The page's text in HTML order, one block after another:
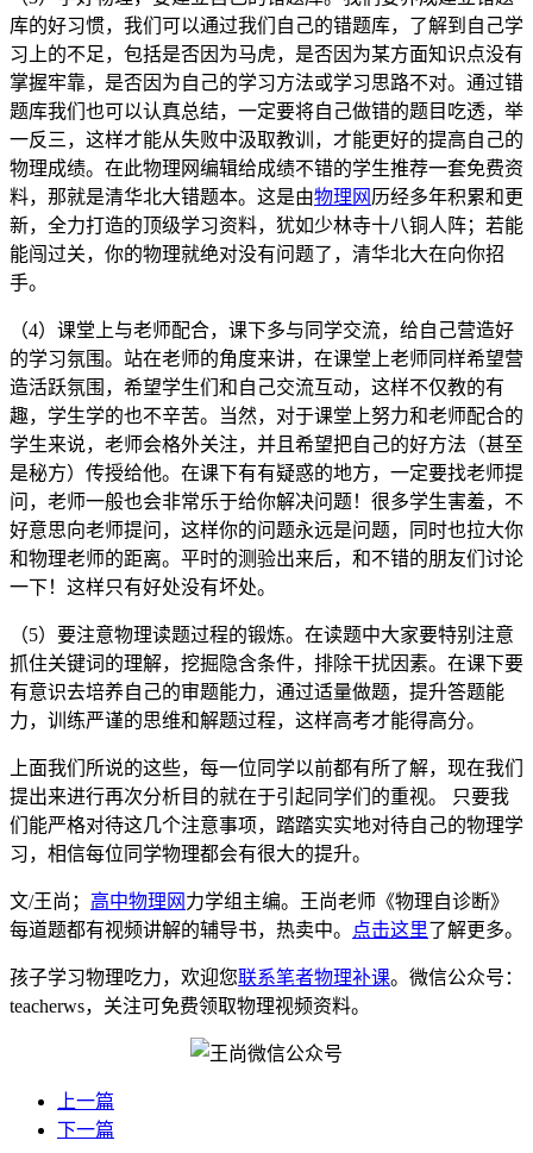
库的好习惯，我们可以通过我们自己的错题库，了解到自己学
习上的不足，包括是否因为马虎，是否因为某方面知识点没有
掌握牢靠，是否因为自己的学习方法或学习思路不对。通过错
题库我们也可以认真总结，一定要将自己做错的题目吃透，举
一反三，这样才能从失败中汲取教训，才能更好的提高自己的
物理成绩。在此物理网编辑给成绩不错的学生推荐一套免费资
料，那就是清华北大错题本。这是由物理网 历经多年积累和更
新，全力打造的顶级学习资料，犹如少林寺十八铜人阵；若能
能闯过关，你的物理就绝对没有问题了，清华北大在向你招
手。
（4）课堂上与老师配合，课下多与同学交流，给自己营造好
的学习氛围。站在老师的角度来讲，在课堂上老师同样希望营
造活跃氛围，希望学生们和自己交流互动，这样不仅教的有
趣，学生学的也不辛苦。当然，对于课堂上努力和老师配合的
学生来说，老师会格外关注，并且希望把自己的好方法（甚至
是秘方）传授给他。在课下有有疑惑的地方，一定要找老师提
问，老师一般也会非常乐于给你解决问题！很多学生害羞，不
好意思向老师提问，这样你的问题永远是问题，同时也拉大你
和物理老师的距离。平时的测验出来后，和不错的朋友们讨论
一下！这样只有好处没有坏处。
（5）要注意物理读题过程的锻炼。在读题中大家要特别注意
抓住关键词的理解，挖掘隐含条件，排除干扰因素。在课下要
有意识去培养自己的审题能力，通过适量做题，提升答题能
力，训练严谨的思维和解题过程，这样高考才能得高分。
上面我们所说的这些，每一位同学以前都有所了解，现在我们
提出来进行再次分析目的就在于引起同学们的重视。 只要我
们能严格对待这几个注意事项，踏踏实实地对待自己的物理学
习，相信每位同学物理都会有很大的提升。
文/王尚； 高中物理网 力学组主编。王尚老师《物理自诊断》
每道题都有视频讲解的辅导书，热卖中。
点击这里了解更多。
孩子学习物理吃力，欢迎您联系笔者物理补课。微信公众号：
teacherws，关注可免费领取物理视频资料。
上一篇
下一篇